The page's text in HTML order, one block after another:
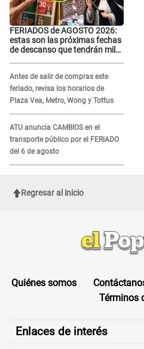
FERIADOS de AGOSTO 2026:
estas son las próximas fechas
de descanso que tendrán miles
Antes de salir de compras este
feriado, revisa los horarios de
Plaza Vea, Metro, Wong y Tottus
ATU anuncia CAMBIOS en el
transporte público por el FERIADO
del 6 de agosto
Regresar al inicio
Quiénes somos
Términos
Enlaces de interés